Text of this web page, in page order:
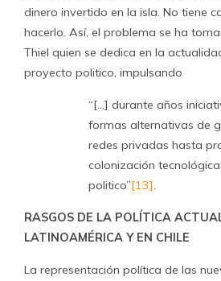
dinero invertido en la isla. No tiene
hacerlo. Así, el problema se ha
Thiel quien se dedica en la
proyecto politico, impulsando
“[…] durante años
formas alternativas de
redes privadas hasta
colonización
politico”[13].
RASGOS DE LA POLÍTICA
LATINOAMÉRICA Y EN
La representación política de las